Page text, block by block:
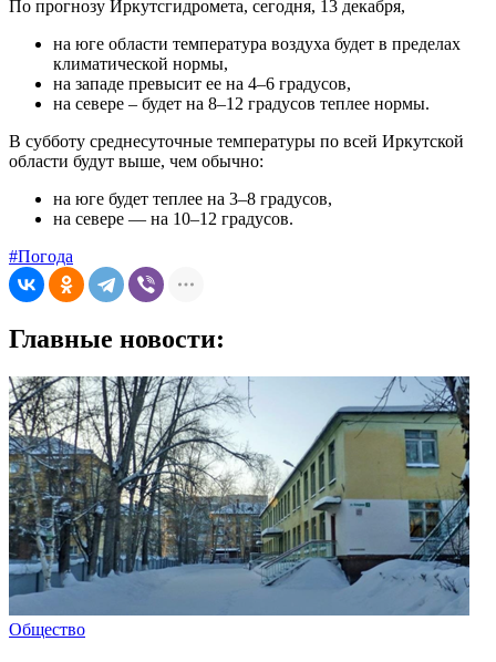
По прогнозу Иркутсгидромета, сегодня, 13 декабря,
на юге области температура воздуха будет в пределах
климатической нормы,
на западе превысит ее на 4–6 градусов,
на севере – будет на 8–12 градусов теплее нормы.
В субботу среднесуточные температуры по всей Иркутской
области будут выше, чем обычно:
на юге будет теплее на 3–8 градусов,
на севере — на 10–12 градусов.
#Погода
Главные новости:
Общество